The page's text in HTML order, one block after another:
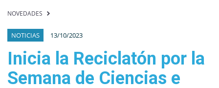
NOVEDADES
NOTICIAS 13/10/2023
Inicia la Reciclatón por la
Semana de Ciencias e